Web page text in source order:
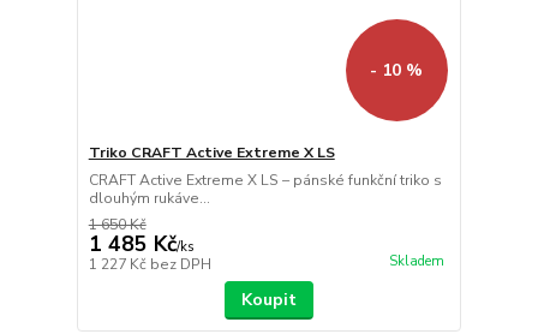
- 10 %
Triko CRAFT Active Extreme X LS
CRAFT Active Extreme X LS – pánské funkční triko s
dlouhým rukáve...
1 650 Kč
1 485 Kč/ks
1 227 Kč bez DPH Skladem
Koupit